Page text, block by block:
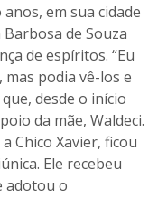
em sua cidade
de Souza
de espíritos. “Eu
podia vê-los e
desde o início
da mãe, Waldeci.
Chico Xavier, ficou
Ele recebeu
adotou o